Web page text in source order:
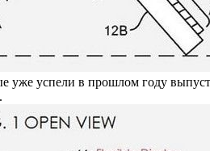
уже успели в прошлом году